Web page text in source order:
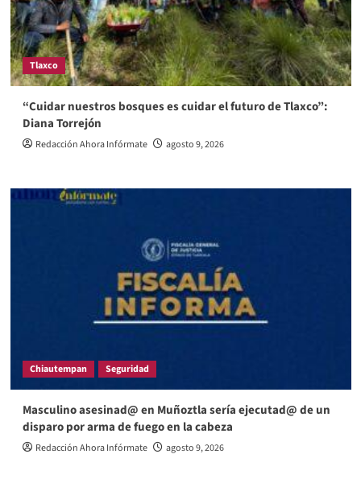
Tlaxco
“Cuidar nuestros bosques es cuidar el futuro de Tlaxco”:
Diana Torrejón
Redacción Ahora Infórmate agosto 9, 2026
Chiautempan Seguridad
Masculino asesinad@ en Muñoztla sería ejecutad@ de un
disparo por arma de fuego en la cabeza
Redacción Ahora Infórmate agosto 9, 2026